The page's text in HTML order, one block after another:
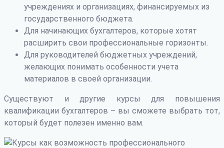
учреждениях и организациях, финансируемых из
государственного бюджета.
Для начинающих бухгалтеров, которые хотят
расширить свои профессиональные горизонты.
Для руководителей бюджетных учреждений,
желающих понимать особенности учета
материалов в своей организации.
Существуют и другие курсы для повышения
квалификации бухгалтеров – вы сможете выбрать тот,
который будет полезен именно вам.